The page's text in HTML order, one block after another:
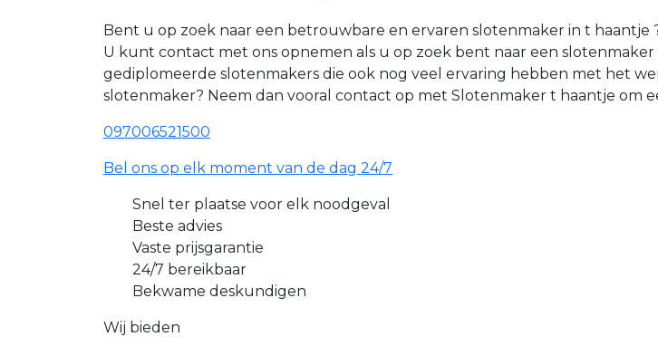
Bent u op zoek naar een betrouwbare en ervaren slotenmaker in t
U kunt contact met ons opnemen als u op zoek bent naar een
gediplomeerde slotenmakers die ook nog veel ervaring hebben met het
slotenmaker? Neem dan vooral contact op met Slotenmaker t haantje om
097006521500
Bel ons op elk moment van de dag 24/7
Snel ter plaatse voor elk noodgeval
Beste advies
Vaste prijsgarantie
24/7 bereikbaar
Bekwame deskundigen
Wij bieden